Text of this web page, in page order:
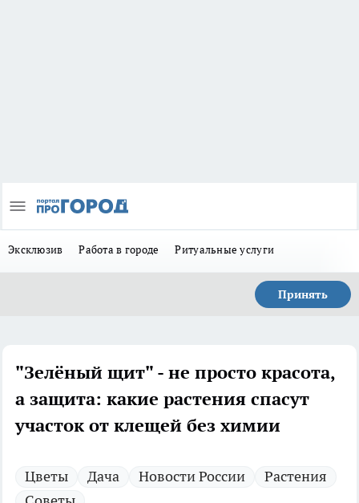
Эксклюзив Работа в городе Ритуальные услуги
Принять
"Зелёный щит" - не просто красота,
а защита: какие растения спасут
участок от клещей без химии
Цветы Дача Новости России
Растения